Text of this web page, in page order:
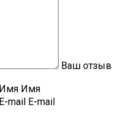
Ваш отзыв
Имя Имя
E-mail E-mail